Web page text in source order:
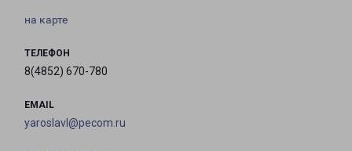
на карте
ТЕЛЕФОН
8(4852) 670-780
EMAIL
yaroslavl@pecom.ru